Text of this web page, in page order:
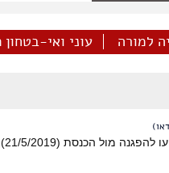
למורה עוני ואי-בטחון